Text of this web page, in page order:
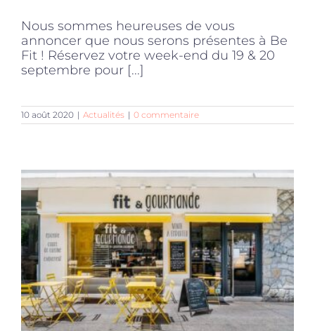
Nous sommes heureuses de vous
annoncer que nous serons présentes à Be
Fit ! Réservez votre week-end du 19 & 20
septembre pour [...]
10 août 2020 | Actualités | 0 commentaire